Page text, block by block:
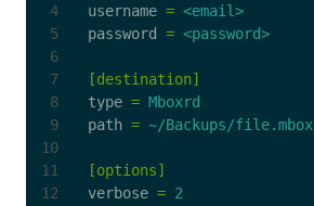
4
6
7
8
9
10
username = <email>
password
= <password>
[destination]
type = Mboxrd
path = ~/Backups/file.mbox
[options]
verbose = 2